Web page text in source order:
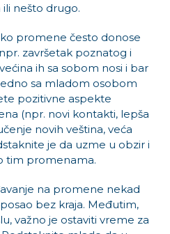
ili nešto drugo.
promene često donose
završetak poznatog i
ih sa sobom nosi i bar
sa mladom osobom
pozitivne aspekte
(npr. novi kontakti, lepša
novih veština, veća
je da uzme u obzir i
tim promenama.
na promene nekad
bez kraja. Međutim,
važno je ostaviti vreme za